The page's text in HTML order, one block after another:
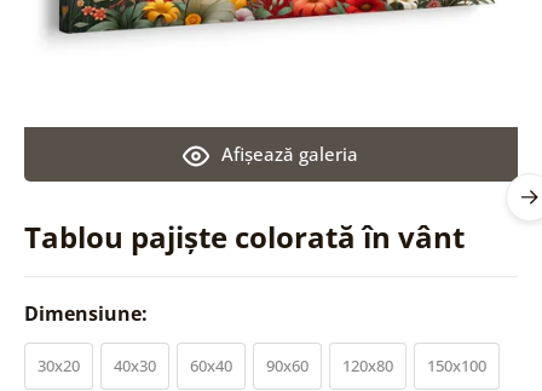
Tablou pajiște colorată în vânt
Afişează galeria
Dimensiune:
30x20 40x30 60x40 90x60 120x80 150x100